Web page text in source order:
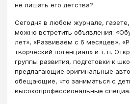
не лишать его детства?
Сегодня в любом журнале,
можно встретить объявления:
лет», «Развиваем с 6 месяцев»,
творческий потенциал» и т. п.
группы развития, подготовки к
предлагающие оригинальные
обещающие, что заниматься с
высокопрофессиональные